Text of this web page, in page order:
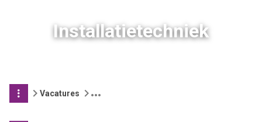
Installatietechniek
Vacatures